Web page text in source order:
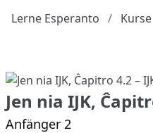
Lerne Esperanto Kurse
Jen nia IJK,
Anfänger 2